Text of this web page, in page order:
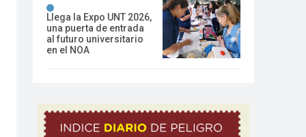
Llega la Expo UNT 2026,
una puerta de entrada
al futuro universitario
en el NOA